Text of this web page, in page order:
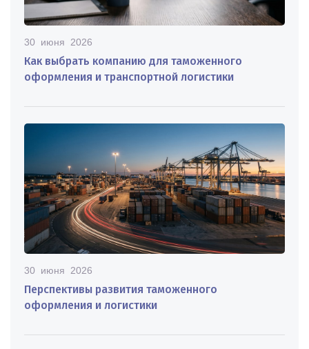
30 июня 2026
Как выбрать компанию для таможенного
оформления и транспортной логистики
30 июня 2026
Перспективы развития таможенного
оформления и логистики